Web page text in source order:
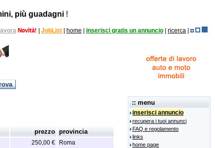
più guadagni!
JobList home inserisci gratis un annuncio ricerca
prezzo provincia
250,00 € Roma
:: menu
inserisci annuncio
recupera i tuoi annunci
FAQ e regolamento
links
home page